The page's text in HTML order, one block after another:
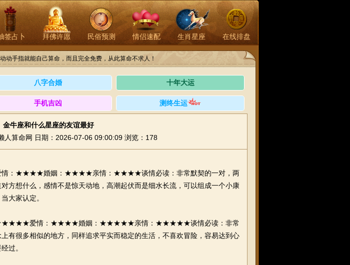
签占卜 拜佛许愿 民俗预测 情侣速配 生肖星座 在线排盘
动手指就能自己算命，而且完全免费，从此算命不求人！
八字合婚 十年大运
手机吉凶 测终生运
金牛座和什么星座的友谊最好
人算命网 日期：2026-07-06 09:00:09 浏览：178
：★★★★婚姻：★★★★亲情：★★★★谈情必读：非常默契的一对，两
方想什么，感情不是惊天动地，高潮起伏而是细水长流，可以组成一个小康
大家认定。
：★★★★★爱情：★★★★婚姻：★★★★★亲情：★★★★★谈情必读：非常
有很多相似的地方，同样追求平实而稳定的生活，不喜欢冒险，容易达到心
过。